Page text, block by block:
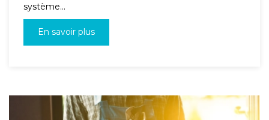
système...
En savoir plus